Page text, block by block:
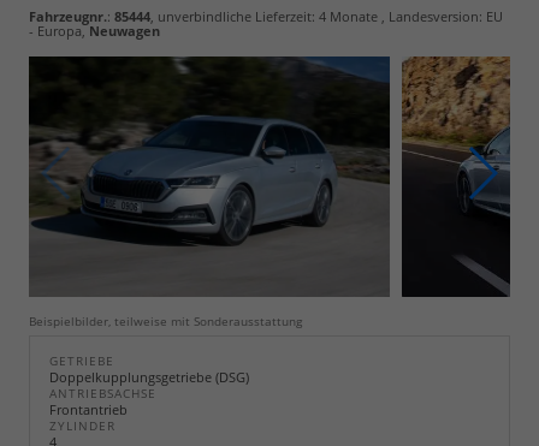
Fahrzeugnr.: 85444 , unverbindliche Lieferzeit: 4 Monate , Landesversion: EU
- Europa,Neuwagen
Beispielbilder, teilweise mit Sonderausstattung
GETRIEBE
Doppelkupplungsgetriebe (DSG)
ANTRIEBSACHSE
Frontantrieb
ZYLINDER
4